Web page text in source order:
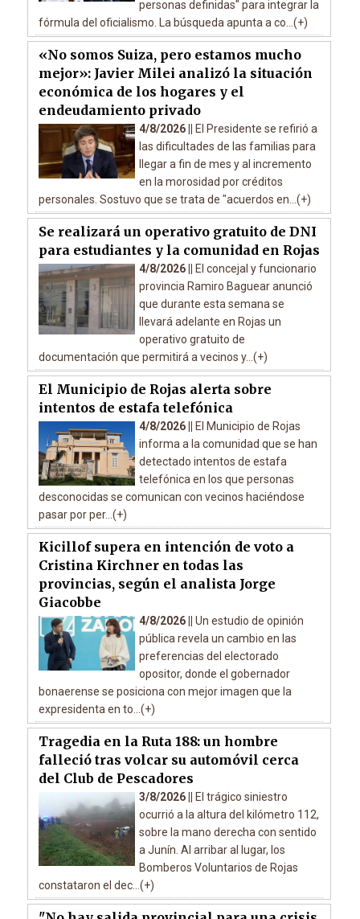
personas definidas" para integrar la
fórmula del oficialismo. La búsqueda apunta a co...(+)
«No somos Suiza, pero estamos mucho
mejor»: Javier Milei analizó la situación
económica de los hogares y el
endeudamiento privado
4/8/2026 ||
El Presidente se refirió a
las dificultades de las familias para
llegar a fin de mes y al incremento
en la morosidad por créditos
personales. Sostuvo que se trata de "acuerdos en...(+)
Se realizará un operativo gratuito de DNI
para estudiantes y la comunidad en Rojas
4/8/2026 ||
El concejal y funcionario
provincia Ramiro Baguear anunció
que durante esta semana se
llevará adelante en Rojas un
operativo gratuito de
documentación que permitirá a vecinos y...(+)
El Municipio de Rojas alerta sobre
intentos de estafa telefónica
4/8/2026 ||
El Municipio de Rojas
informa a la comunidad que se han
detectado intentos de estafa
telefónica en los que personas
desconocidas se comunican con vecinos haciéndose
pasar por per...(+)
Kicillof supera en intención de voto a
Cristina Kirchner en todas las
provincias, según el analista Jorge
Giacobbe
4/8/2026 || Un estudio de opinión
pública revela un cambio en las
preferencias del electorado
opositor, donde el gobernador
bonaerense se posiciona con mejor imagen que la
expresidenta en to...(+)
Tragedia en la Ruta 188: un hombre
falleció tras volcar su automóvil cerca
del Club de Pescadores
3/8/2026 ||
El trágico siniestro
ocurrió a la altura del kilómetro 112,
sobre la mano derecha con sentido
a Junín. Al arribar al lugar, los
Bomberos Voluntarios de Rojas
constataron el dec...(+)